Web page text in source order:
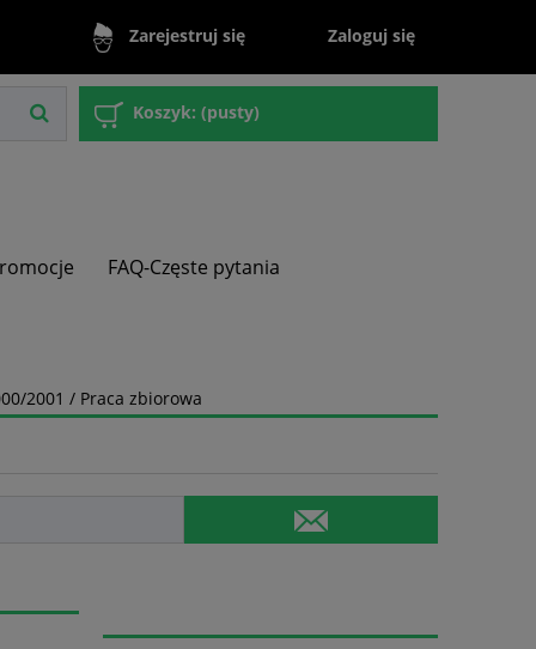
Zarejestruj się Zaloguj się
Koszyk: (pusty)
FAQ-Częste pytania
2001 / Praca zbiorowa